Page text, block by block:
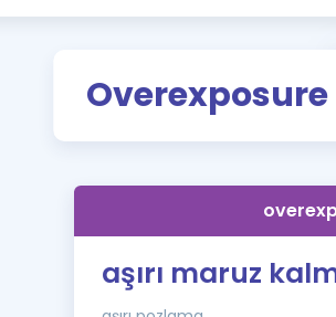
Overexposure
aşırı maruz